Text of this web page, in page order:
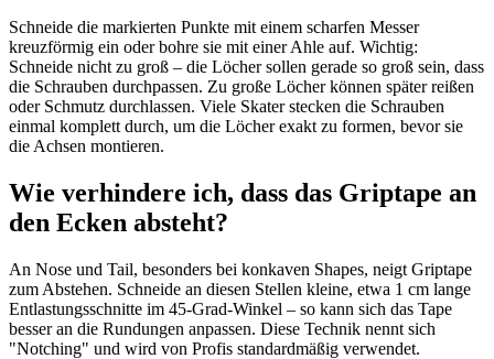
Schneide die markierten Punkte mit einem scharfen Messer
kreuzförmig ein oder bohre sie mit einer Ahle auf. Wichtig:
Schneide nicht zu groß – die Löcher sollen gerade so groß sein, dass
die Schrauben durchpassen. Zu große Löcher können später reißen
oder Schmutz durchlassen. Viele Skater stecken die Schrauben
einmal komplett durch, um die Löcher exakt zu formen, bevor sie
die Achsen montieren.
Wie verhindere ich, dass das Griptape an
den Ecken absteht?
An Nose und Tail, besonders bei konkaven Shapes, neigt Griptape
zum Abstehen. Schneide an diesen Stellen kleine, etwa 1 cm lange
Entlastungsschnitte im 45-Grad-Winkel – so kann sich das Tape
besser an die Rundungen anpassen. Diese Technik nennt sich
"Notching" und wird von Profis standardmäßig verwendet.